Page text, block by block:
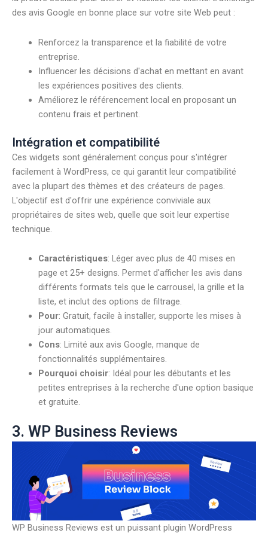
des avis Google en bonne place sur votre site Web peut :
Renforcez la transparence et la fiabilité de votre
entreprise.
Influencer les décisions d'achat en mettant en avant
les expériences positives des clients.
Améliorez le référencement local en proposant un
contenu frais et pertinent.
Intégration et compatibilité
Ces widgets sont généralement conçus pour s'intégrer
facilement à WordPress, ce qui garantit leur compatibilité
avec la plupart des thèmes et des créateurs de pages.
L'objectif est d'offrir une expérience conviviale aux
propriétaires de sites web, quelle que soit leur expertise
technique.
Caractéristiques: Léger avec plus de 40 mises en
page et 25+ designs. Permet d'afficher les avis dans
différents formats tels que le carrousel, la grille et la
liste, et inclut des options de filtrage.
Pour: Gratuit, facile à installer, supporte les mises à
jour automatiques.
Cons: Limité aux avis Google, manque de
fonctionnalités supplémentaires.
Pourquoi choisir: Idéal pour les débutants et les
petites entreprises à la recherche d'une option basique
et gratuite.
3. WP Business Reviews
WP Business Reviews est un puissant plugin WordPress